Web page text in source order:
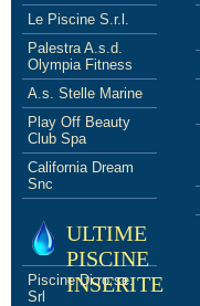
Le Piscine S.r.l.
Palestra A.s.d.
Olympia Fitness
A.s. Stelle Marine
Play Off Beauty
Club Spa
California Dream
Snc
ULTIME
PISCINE
INSERITE
Piscine Di.ro.se.
Srl